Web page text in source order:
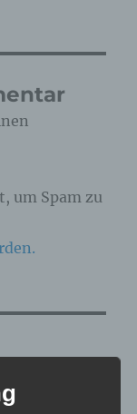
um Spam zu